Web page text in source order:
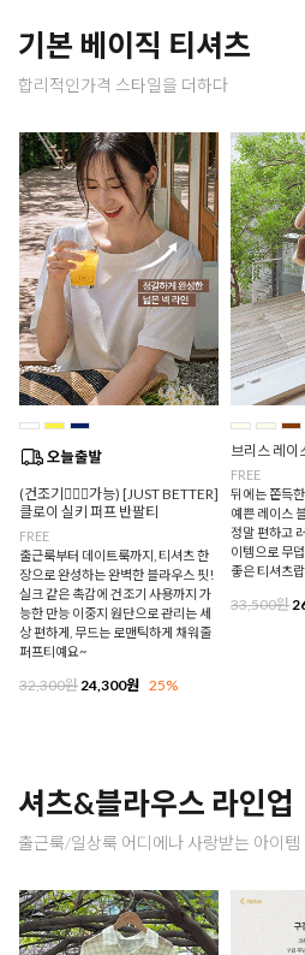
기본 베이직 티셔츠
합리적인가격 스타일을 더하다
(건조기🙆🏻‍♀️가능) [JUST BETTER]
클로이 실키 퍼프 반팔티
FREE
출근룩부터 데이트룩까지, 티셔츠 한
장으로 완성하는 완벽한 블라우스 핏!
실크 같은 촉감에 건조기 사용까지 가
능한 만능 이중지 원단으로 관리는 세
상 편하게, 무드는 로맨틱하게 채워줄
퍼프티예요~
32,300원24,300원 25%
브리스 레이
FREE
뒤에는 쫀득
예쁜 레이스
정말 편하고
이템으로 무
좋은 티셔츠
33,500원
셔츠&블라우스 라인업
출근룩/일상룩 어디에나 사랑받는 아이템